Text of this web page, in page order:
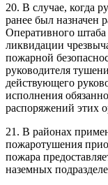
20. В случае, когда
ранее был назначен
Оперативного
ликвидации
пожарной
руководителя
действующего
исполнения
распоряжений этих
21. В районах
пожаротушения
пожара
наземных